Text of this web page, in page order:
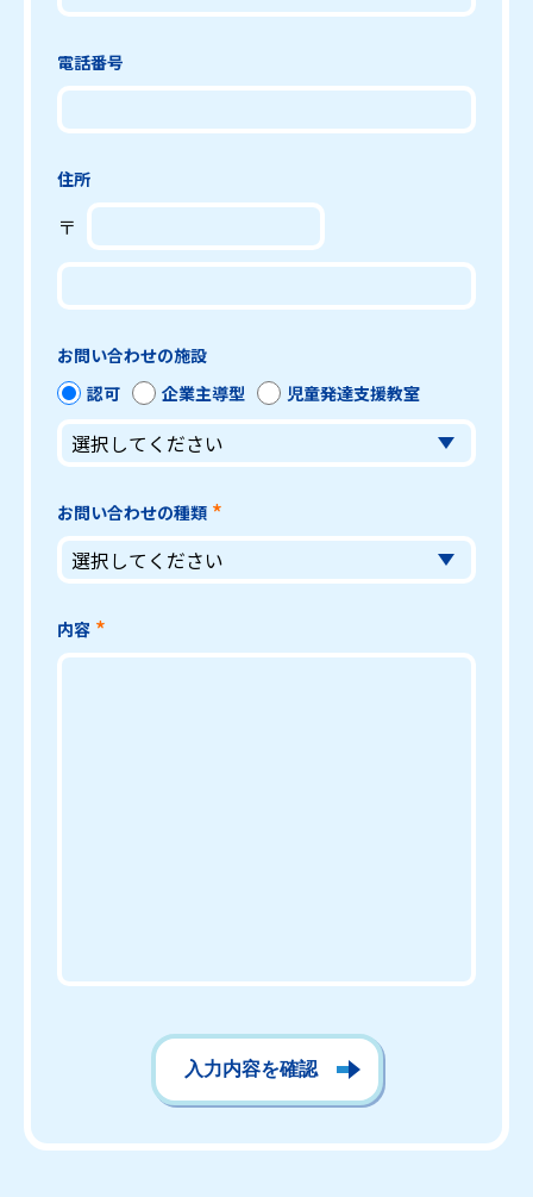
電話番号
住所
〒
お問い合わせの施設
認可
企業主導型 児童発達支援教室
お問い合わせの種類
内容
入力内容を確認